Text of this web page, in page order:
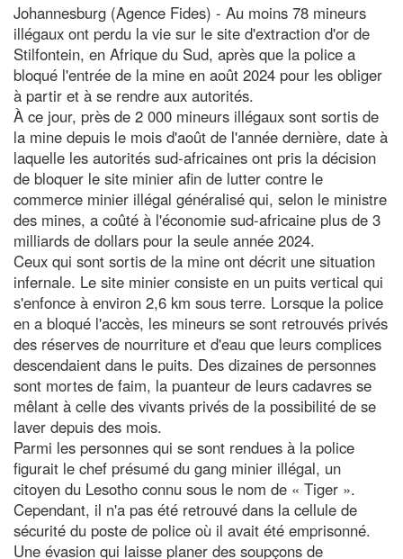
Johannesburg (Agence Fides) - Au moins 78 mineurs
illégaux ont perdu la vie sur le site d'extraction d'or de
Stilfontein, en Afrique du Sud, après que la police a
bloqué l'entrée de la mine en août 2024 pour les obliger
à partir et à se rendre aux autorités.
À ce jour, près de 2 000 mineurs illégaux sont sortis de
la mine depuis le mois d'août de l'année dernière, date à
laquelle les autorités sud-africaines ont pris la décision
de bloquer le site minier afin de lutter contre le
commerce minier illégal généralisé qui, selon le ministre
des mines, a coûté à l'économie sud-africaine plus de 3
milliards de dollars pour la seule année 2024.
Ceux qui sont sortis de la mine ont décrit une situation
infernale. Le site minier consiste en un puits vertical qui
s'enfonce à environ 2,6 km sous terre. Lorsque la police
en a bloqué l'accès, les mineurs se sont retrouvés privés
des réserves de nourriture et d'eau que leurs complices
descendaient dans le puits. Des dizaines de personnes
sont mortes de faim, la puanteur de leurs cadavres se
mêlant à celle des vivants privés de la possibilité de se
laver depuis des mois.
Parmi les personnes qui se sont rendues à la police
figurait le chef présumé du gang minier illégal, un
citoyen du Lesotho connu sous le nom de « Tiger ».
Cependant, il n'a pas été retrouvé dans la cellule de
sécurité du poste de police où il avait été emprisonné.
Une évasion qui laisse planer des soupçons de